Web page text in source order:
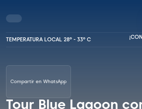
TEMPERATURA LOCAL 28º - 33º C
Compartir en WhatsApp
Tour Blue Lagoon